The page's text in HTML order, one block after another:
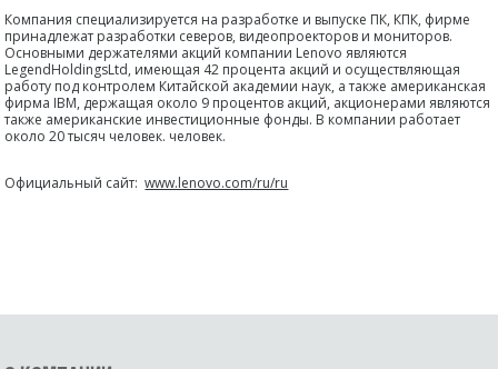
Компания специализируется на разработке и выпуске ПК, КПК, фирме
принадлежат разработки северов, видеопроекторов и мониторов.
Основными держателями акций компании Lenovo являются
LegendHoldingsLtd, имеющая 42 процента акций и осуществляющая
работу под контролем Китайской академии наук, а также американская
фирма IBM, держащая около 9 процентов акций, акционерами являются
также американские инвестиционные фонды. В компании работает
около 20 тысяч человек. человек.
Официальный сайт:www.lenovo.com/ru/ru